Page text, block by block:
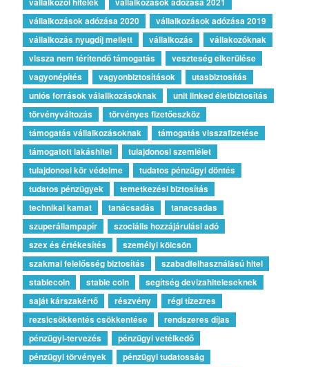
vállalkozások adózása 2020
vállalkozások adózása 2019
vállalkozás nyugdíj mellett
vállalkozás
vállakozóknak
vissza nem térítendő támogatás
veszteség elkerülése
vagyonépítés
vagyonbiztosítások
utasbiztosítás
uniós források válallkozásoknak
unit linked életbiztosítás
törvényváltozás
törvényes fizetőeszköz
támogatás vállalkozásoknak
támogatás visszafizetése
támogatott lakáshitel
tulajdonosi szemlélet
tulajdonosi kör védelme
tudatos pénzügyi döntés
tudatos pénzügyek
temetkezési biztosítás
technikai kamat
tanácsadás
tanacsadas
szuperállampapír
szociális hozzájárulási adó
szex és értékesítés
személyi kölcsön
szakmai felelősség biztosítás
szabadfelhasználású hitel
stablecoin
stable coin
segítség devizahiteleseknek
saját kárszakértő
részvény
régi tízezres
rezsicsökkentés csökkentése
rendszeres díjas
pénzügyi-tervezés
pénzügyi vetélkedő
pénzügyi törvények
pénzügyi tudatosság